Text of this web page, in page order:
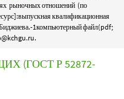
рыночных отношений (по
квалификационная
1компьютерный файл(pdf;
(ГОСТ Р 52872-